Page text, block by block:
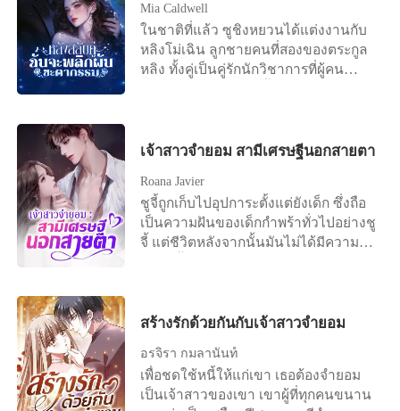
เหนี่ยวฉันไว้ไม่ให้ไปไหน ห้าปีของการ
แต่งงานที่ฉันยอมทิ้งบริษัทเทคโนโลยี
ของตัวเองเพื่อมาเป็นภรรยาที่คอยอยู่
เบื้องหลังเขา กลับกลายเป็นเพียงเรื่อง
ออกจากบ้าน โทรหาทนายเพื่อร่างสัญญา
เป็นชื่อฉันเพื่อแลกกับการปิดปากเรื่อง
ลูกชายนอกใจ แล้วจัดการขายทอด
ตลาดกวาดเงินสด 500 ล้านบาทเข้า
บัญชีทันที ฉันถอดแหวนแต่งงานทิ้งลง
อิทธิพลที่สุดในวงการ จากนี้ไป ฉันจะ
ทำให้พวกเขาได้เห็นกับตา ว่าใครกันแน่
ที่จะไม่เหลืออะไรเลย
ครอบครัวที่หลงเชื่อคำโกหกของเขา
และสุดท้ายเขาก็พรากชีวิตของเธอไป
ร่างของเธอแหลกเหลวอยู่บนพื้น
คอนกรีตเย็นเยียบ ขณะที่เขายืนมองลง
ความเกลียดชังและเคียดแค้นสลักลึกลง
ให้ผู้ชายสารเลวคนนี้ทำลายชีวิตจน
ย่อยยับได้ถึงเพียงนี้! แต่เมื่อสติกลับคืนมา
กฤศมนกลับลืมตาตื่นขึ้นมาในห้องนอน
ที่คุ้นเคย เธอได้กลับมาเกิดใหม่ในวัยยี่สิบ
แววตาเยาะหยันที่ทำให้กฤศมนตระหนัก
ได้ทันทีว่าน้องสาวก็ย้อนเวลากลับมา
เช่นกัน และกำลังชิงตัดหน้าเลือกอดีต
สามีสารเลวเพราะคิดว่านั่นคือทางลัดสู่
ความยิ่งใหญ่ กฤศมนเหยียดยิ้มเย็นชา
Mia Caldwell
ในชาติที่แล้ว ซูชิงหยวนได้แต่งงานกับ
หลิงโม่เฉิน ลูกชายคนที่สองของตระกูล
หลิง ทั้งคู่เป็นคู่รักนักวิชาการที่ผู้คน
หยูราน น้องสาวต่างแม่ของเธอ ได้
ของตระกูลหลิง แต่กลับถูกสามีทอดทิ้ง
เพื่อไปคบกับคนรักเก่า ปล่อยให้เธอต้อง
อยู่คนเดียวอย่างโดดเดี่ยวในบ้าน
สุดท้ายชีวิตของเธอก็พังทลายและเสีย
ซูชิงหยวนในชาติก่อน โดยไม่รู้เลยว่าตัว
เองกำลังตกลงในกับดักเดิมและกลาย
เป็นผู้เสียสละแทน การแต่งงานตามข้อ
ตกลงของซูชิงหยวนกับหลิงเยี่ยนโจวนั้น
เริ่มต้นจากการตกลง แต่เมื่อกับดักกำลัง
เจ้าสาวจำยอม สามีเศรษฐีนอกสายตา
Roana Javier
ชูจี้ถูกเก็บไปอุปการะตั้งแต่ยังเด็ก ซึ่งถือ
เป็นความฝันของเด็กกำพร้าทั่วไปอย่างชู
จี้ แต่ชีวิตหลังจากนั้นมันไม่ได้มีความสุข
เมตตาจากคนใช้สูงวัยคนหนึ่งในบ้าน
เธอเหมือนแม่แท้ ๆ ของเธอ จนกระทั่ง
คนใช้จากไปด้วยอาการป่วย ชูจี้ก็ถูก
บังคับให้แต่งกับผู้ชายที่ไม่เอาการ
สร้างรักด้วยกันกับเจ้าสาวจำยอม
อรจิรา กมลานันท์
เพื่อชดใช้หนี้ให้แก่เขา เธอต้องจำยอม
เป็นเจ้าสาวของเขา เขาผู้ที่ทุกคนขนาน